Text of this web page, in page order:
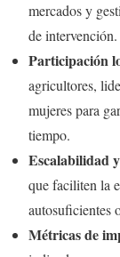
mercados y
de intervención.
Participación
agricultores,
mujeres para
tiempo.
Escalabilidad
que faciliten la
autosuficientes
Métricas de